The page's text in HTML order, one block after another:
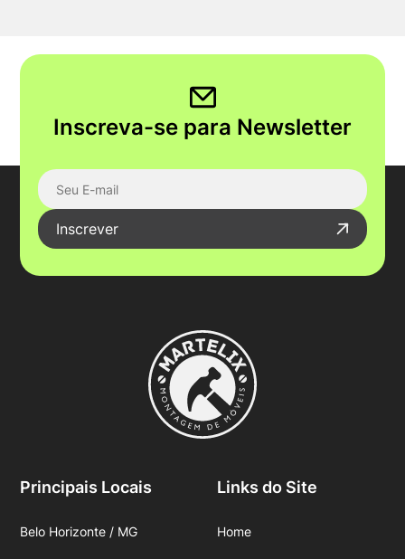
Inscreva-se para Newsletter
Inscrever
Principais Locais
Belo Horizonte / MG
Links do Site
Home